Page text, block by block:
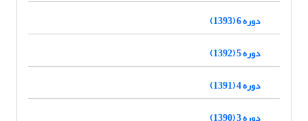
دوره 6 (1393)
دوره 5 (1392)
دوره 4 (1391)